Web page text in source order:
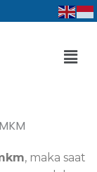
, maka saat